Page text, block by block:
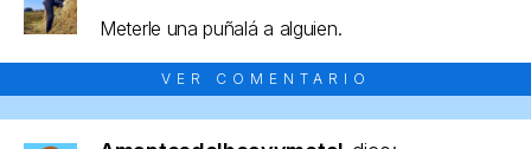
Meterle una puñalá a alguien.
VER COMENTARIO